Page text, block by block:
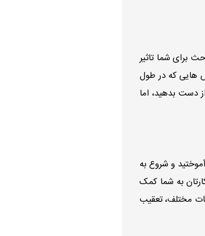
برای شما تاثیر
هایی که در طول
دست بدهید، اما
و شروع به
به شما کمک
مختلف، تعقیب